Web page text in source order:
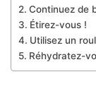
Continuez de
Étirez-vous !
Utilisez un
Réhydratez-